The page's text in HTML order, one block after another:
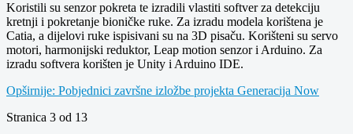
Koristili su senzor pokreta te izradili vlastiti softver za detekciju
kretnji i pokretanje bioničke ruke. Za izradu modela korištena je
Catia, a dijelovi ruke ispisivani su na 3D pisaču. Korišteni su servo
motori, harmonijski reduktor, Leap motion senzor i Arduino. Za
izradu softvera korišten je Unity i Arduino IDE.
Opširnije: Pobjednici završne izložbe projekta Generacija Now
Stranica 3 od 13